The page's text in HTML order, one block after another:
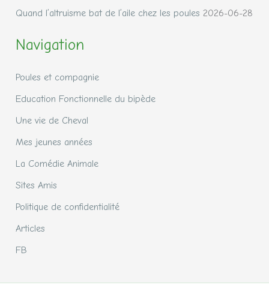
Quand l’altruisme bat de l’aile chez les poules 2026-06-28
Navigation
Poules et compagnie
Education Fonctionnelle du bipède
Une vie de Cheval
Mes jeunes années
La Comédie Animale
Sites Amis
Politique de confidentialité
Articles
FB